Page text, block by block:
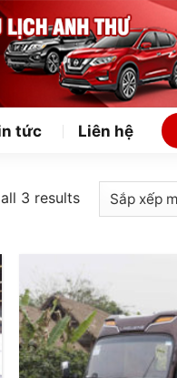
tức Liên hệ
3 results